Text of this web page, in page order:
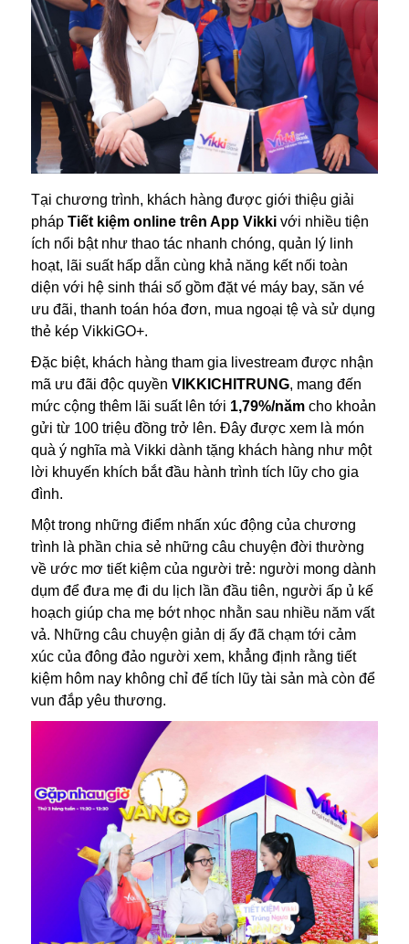
Tại chương trình, khách hàng được giới thiệu giải
pháp Tiết kiệm online trên App Vikkivới nhiều tiện
ích nổi bật như thao tác nhanh chóng, quản lý linh
hoạt, lãi suất hấp dẫn cùng khả năng kết nối toàn
diện với hệ sinh thái số gồm đặt vé máy bay, săn vé
ưu đãi, thanh toán hóa đơn, mua ngoại tệ và sử dụng
thẻ kép VikkiGO+.
Đặc biệt, khách hàng tham gia livestream được nhận
mã ưu đãi độc quyền VIKKICHITRUNG, mang đến
mức cộng thêm lãi suất lên tới 1,79%/nămcho khoản
gửi từ 100 triệu đồng trở lên. Đây được xem là món
quà ý nghĩa mà Vikki dành tặng khách hàng như một
lời khuyến khích bắt đầu hành trình tích lũy cho gia
đình.
Một trong những điểm nhấn xúc động của chương
trình là phần chia sẻ những câu chuyện đời thường
về ước mơ tiết kiệm của người trẻ: người mong dành
dụm để đưa mẹ đi du lịch lần đầu tiên, người ấp ủ kế
hoạch giúp cha mẹ bớt nhọc nhằn sau nhiều năm vất
vả. Những câu chuyện giản dị ấy đã chạm tới cảm
xúc của đông đảo người xem, khẳng định rằng tiết
kiệm hôm nay không chỉ để tích lũy tài sản mà còn để
vun đắp yêu thương.